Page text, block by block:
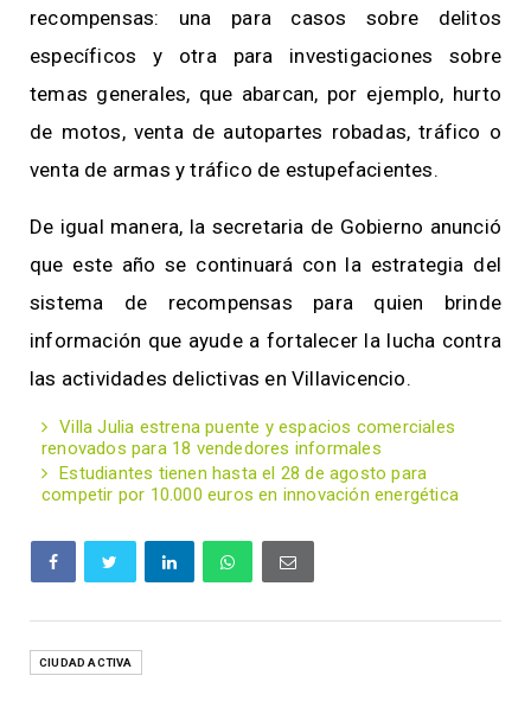
recompensas: una para casos sobre delitos
específicos y otra para investigaciones sobre
temas generales, que abarcan, por ejemplo, hurto
de motos, venta de autopartes robadas, tráfico o
venta de armas y tráfico de estupefacientes.
De igual manera, la secretaria de Gobierno anunció
que este año se continuará con la estrategia del
sistema de recompensas para quien brinde
información que ayude a fortalecer la lucha contra
las actividades delictivas en Villavicencio.
Villa Julia estrena puente y espacios comerciales
renovados para 18 vendedores informales
Estudiantes tienen hasta el 28 de agosto para
competir por 10.000 euros en innovación energética
CIUDAD ACTIVA